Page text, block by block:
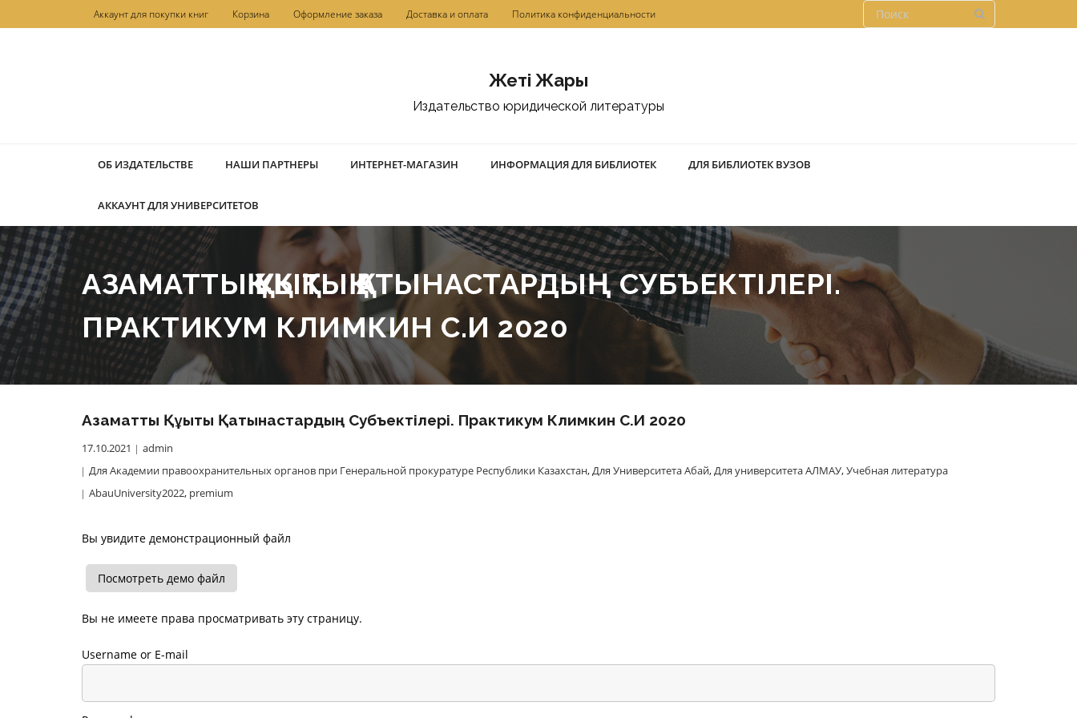
к
Аккаунт для покупки книг Корзина Оформление заказа Доставка и оплата Политика конфиденциальности
Жетi Жарғы
Издательство юридической литературы
ОБ ИЗДАТЕЛЬСТВЕ НАШИ ПАРТНЕРЫ ИНТЕРНЕТ-МАГАЗИН ИНФОРМАЦИЯ ДЛЯ БИБЛИОТЕК ДЛЯ БИБЛИОТЕК ВУЗОВ
АККАУНТ ДЛЯ УНИВЕРСИТЕТОВ
АЗАМАТТЫҚ ҚҰҚЫҚТЫҚ ҚАТЫНАСТАРДЫҢ СУБЪЕКТІЛЕРІ.
ПРАКТИКУМ КЛИМКИН С.И 2020
Азаматтық Құқықтық Қатынастардың Субъектілері. Практикум Климкин С.И 2020
17.10.2021
admin
Для Академии правоохранительных органов при Генеральной прокуратуре Республики Казахстан,Для Университета Абай,Для университета АЛМАУ,Учебная литература
AbauUniversity2022, premium
Вы увидите демонстрационный файл
Посмотреть демо файл
Вы не имеете права просматривать эту страницу.
Username or E-mail